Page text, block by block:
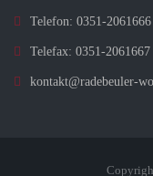
Telefon: 0351-2061666
Telefax: 0351-2061667
kontakt@radebeuler-